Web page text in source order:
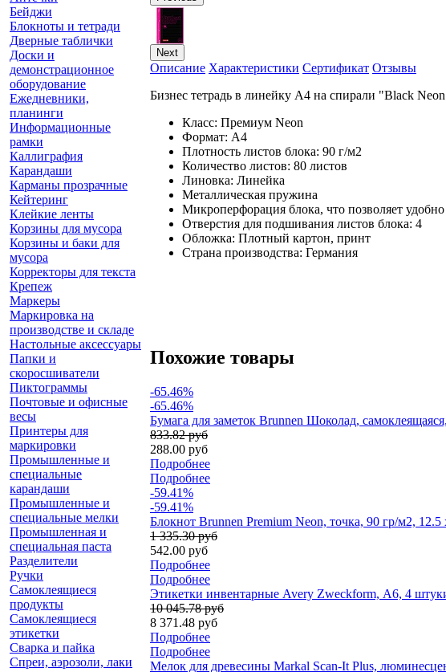
Бейджи
Блокноты и тетради
Дверные таблички
Доски и
демонстрационное
оборудование
Ежедневники,
планинги
Информационные
рамки
Каллиграфия
Карандаши
Карманы прозрачные
Кейтеринг
Клейкие ленты
Корзины для мусора
Корзины и баки для
мусора
Корректоры для текста
Крепеж
Маркеры
Маркировка на
производстве и складе
Настольные аксессуары
Папки и
скоросшиватели
Пиктограммы
Почтовые и офисные
весы
Принтеры для
маркировки
Промышленные и
специальные
карандаши
Промышленные и
специальные мелки
Промышленная и
специальная паста
Разделители
Ручки
Самоклеящиеся
продукты
Самоклеящиеся
этикетки
Сварка и пайка
Спреи, аэрозоли, лаки
Next
Описание Характеристики Сертификат Отзывы
Бизнес тетрадь в линейку А4 на спирали "Black
Класс: Премиум
Формат:
Плотность листов блока: 90 г/м2
Количество листов: 80 листов
Линовка:
Металлическая пружина
Микроперфорация блока, что
Отверстия для подшивания листов блока: 4
Обложка: Плотный картон,
Страна производства: Германия
Похожие товары
-65.46%
-65.46%
Бумага для заметок Brunnen Шоколад,
833.82 руб
288.00 руб
Подробнее
Подробнее
-59.41%
-59.41%
Блокнот Brunnen Premium Neon, точка, 90 гр/м2,
1 335.30 руб
542.00 руб
Подробнее
Подробнее
Этикетки инвентарные Avery Zweckform, А6, 4
10 045.78 руб
8 371.48 руб
Подробнее
Подробнее
Мелок для древесины Markal Scan-It Plus,